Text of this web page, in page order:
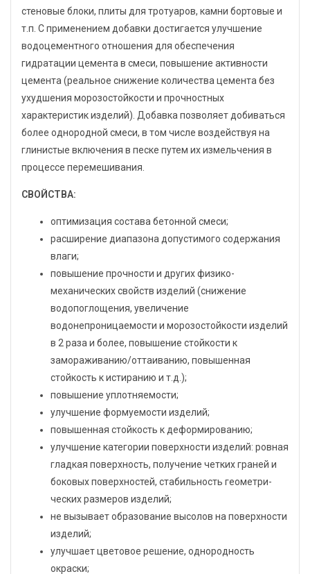
стеновые блоки, плиты для тротуаров, камни бортовые и
т.п. С применением добавки достигается улучшение
водоцементного отношения для обеспечения
гидратации цемента в смеси, повышение активности
цемента (реальное снижение количества цемента без
ухудшения морозостойкости и прочностных
характеристик изделий). Добавка позволяет добиваться
более однородной смеси, в том числе воздействуя на
глинистые включения в песке путем их измельчения в
процессе перемешивания.
СВОЙСТВА:
оптимизация состава бетонной смеси;
расширение диапазона допустимого содержания
влаги;
повышение прочности и других физико-
механических свойств изделий (снижение
водопоглощения, увеличение
водонепроницаемости и морозостойкости изделий
в 2 раза и более, повышение стойкости к
замораживанию/оттаиванию, повышенная
стойкость к истиранию и т.д.);
повышение уплотняемости;
улучшение формуемости изделий;
повышенная стойкость к деформированию;
улучшение категории поверхности изделий: ровная
гладкая поверхность, получение четких граней и
боковых поверхностей, стабильность геометри­
ческих размеров изделий;
не вызывает образование высолов на поверхности
изделий;
улучшает цветовое решение, однородность
окраски;